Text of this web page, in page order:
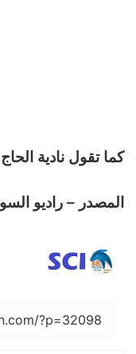
كما تقول نادية
المصدر – راديو